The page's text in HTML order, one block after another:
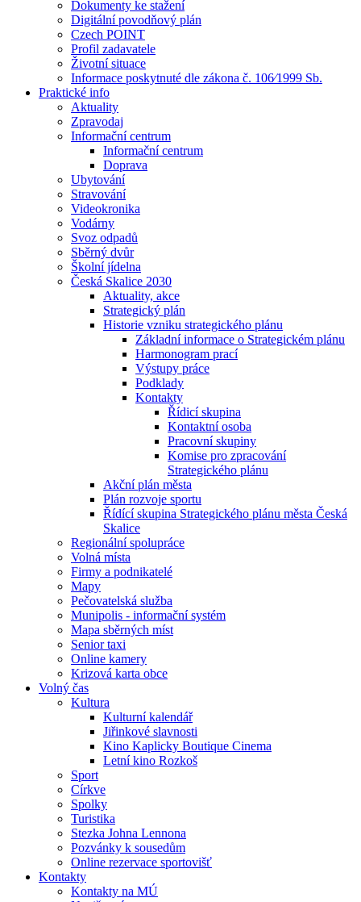
Dokumenty ke stažení
Digitální povodňový plán
Czech POINT
Profil zadavatele
Životní situace
Informace poskytnuté dle zákona č. 106⁄1999 Sb.
Praktické info
Aktuality
Zpravodaj
Informační centrum
Informační centrum
Doprava
Ubytování
Stravování
Videokronika
Vodárny
Svoz odpadů
Sběrný dvůr
Školní jídelna
Česká Skalice 2030
Aktuality, akce
Strategický plán
Historie vzniku strategického plánu
Základní informace o Strategickém plánu
Harmonogram prací
Výstupy práce
Podklady
Kontakty
Řídicí skupina
Kontaktní osoba
Pracovní skupiny
Komise pro zpracování
Strategického plánu
Akční plán města
Plán rozvoje sportu
Řídící skupina Strategického plánu města Česká
Skalice
Regionální spolupráce
Volná místa
Firmy a podnikatelé
Mapy
Pečovatelská služba
Munipolis - informační systém
Mapa sběrných míst
Senior taxi
Online kamery
Krizová karta obce
Volný čas
Kultura
Kulturní kalendář
Jiřinkové slavnosti
Kino Kaplicky Boutique Cinema
Letní kino Rozkoš
Sport
Církve
Spolky
Turistika
Stezka Johna Lennona
Pozvánky k sousedům
Online rezervace sportovišť
Kontakty
Kontakty na MÚ